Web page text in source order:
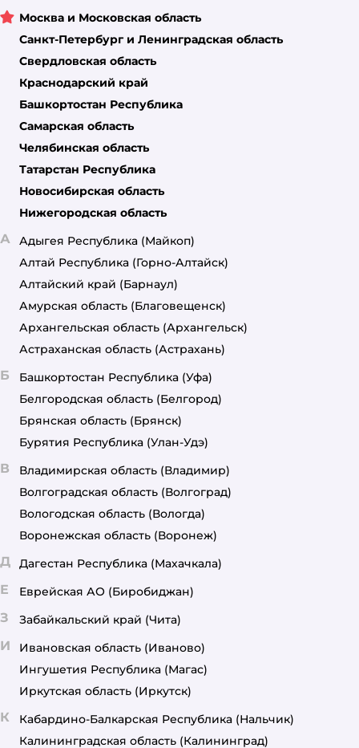
Москва и Московская область
Санкт-Петербург и Ленинградская область
Свердловская область
Краснодарский край
Башкортостан Республика
Самарская область
Челябинская область
Татарстан Республика
Новосибирская область
Нижегородская область
А Адыгея Республика (Майкоп)
Алтай Республика (Горно-Алтайск)
Алтайский край (Барнаул)
Амурская область (Благовещенск)
Архангельская область (Архангельск)
Астраханская область (Астрахань)
Б Башкортостан Республика (Уфа)
Белгородская область (Белгород)
Брянская область (Брянск)
Бурятия Республика (Улан-Удэ)
В Владимирская область (Владимир)
Волгоградская область (Волгоград)
Вологодская область (Вологда)
Воронежская область (Воронеж)
Д Дагестан Республика (Махачкала)
Е Еврейская АО (Биробиджан)
З Забайкальский край (Чита)
И Ивановская область (Иваново)
Ингушетия Республика (Магас)
Иркутская область (Иркутск)
К Кабардино-Балкарская Республика (Нальчик)
Калининградская область (Калининград)